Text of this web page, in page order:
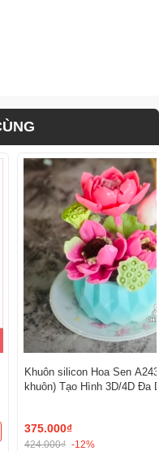
Khuôn silicon Hoa Sen
khuôn) Tạo Hình 3D/4D Đa
375.000₫
424.000₫ -12%